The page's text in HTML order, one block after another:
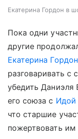
Екатерина Гордон в
Пока одни
другие
Екатерина Гордон
разговаривать с
убедить Даниэля
его союза с Идой
что старшие
пожертвовать